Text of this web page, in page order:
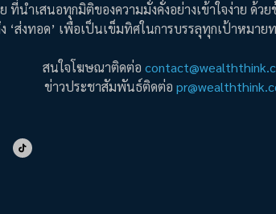
นำเสนอทุกมิติของความมั่งคั่งอย่างเข้าใจง่าย ด้
ง ‘ส่งทอด’ เพื่อเป็นเข็มทิศในการบรรลุทุกเป้าหมา
สนใจโฆษณาติดต่อ
ข่าวประชาสัมพันธ์ติดต่อ